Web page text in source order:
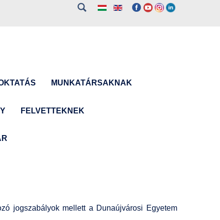
MUNKATÁRSAKNAK
FELVETTEKNEK
jogszabályok mellett a Dunaújvárosi Egyetem